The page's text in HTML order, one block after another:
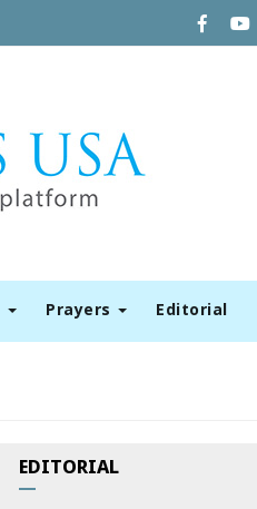
Prayers Editorial
EDITORIAL